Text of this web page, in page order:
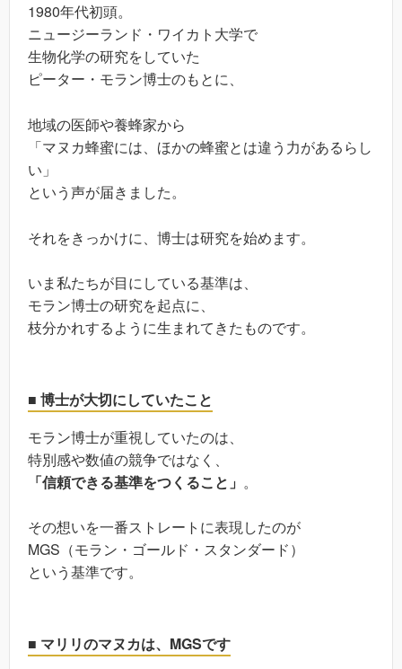
1980年代初頭。
ニュージーランド・ワイカト大学で
生物化学の研究をしていた
ピーター・モラン博士のもとに、
地域の医師や養蜂家から
「マヌカ蜂蜜には、ほかの蜂蜜とは違う力があるらし
い」
という声が届きました。
それをきっかけに、博士は研究を始めます。
いま私たちが目にしている基準は、
モラン博士の研究を起点に、
枝分かれするように生まれてきたものです。
■ 博士が大切にしていたこと
モラン博士が重視していたのは、
特別感や数値の競争ではなく、
「信頼できる基準をつくること」 。
その想いを一番ストレートに表現したのが
MGS（モラン・ゴールド・スタンダード）
という基準です。
■ マリリのマヌカは、MGSです